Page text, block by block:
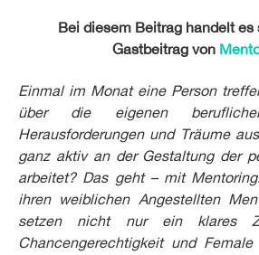
Bei diesem Beitrag handelt es
Gastbeitrag von
Einmal im Monat eine Person
über die eigenen
Herausforderungen und Träume
ganz aktiv an der Gestaltung der
arbeitet? Das geht – mit
ihren weiblichen Angestellten
setzen nicht nur ein klares
Chancengerechtigkeit und